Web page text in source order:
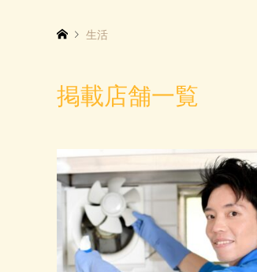
生活
掲載店舗一覧